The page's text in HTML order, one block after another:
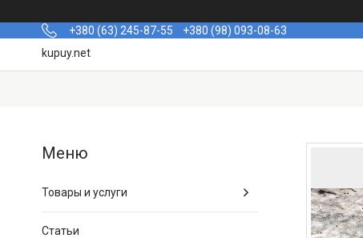
+380 (63) 245-87-55
+380 (98) 093-08-63
kupuy.net
Товары и услуги
Статьи